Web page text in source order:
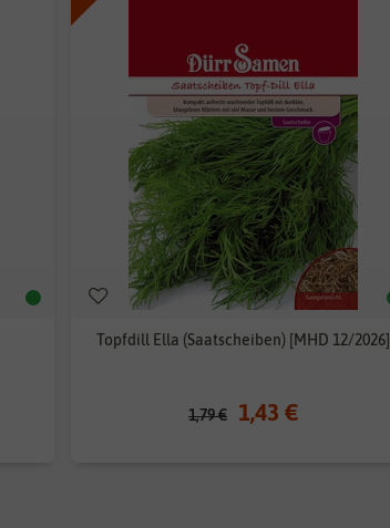
Topfdill Ella (Saatscheiben) [MHD 12/2026]
1,79 € 1,43 €